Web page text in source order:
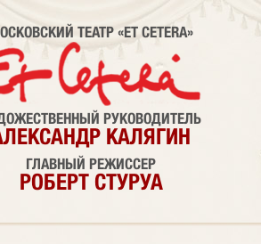
ТЕАТР «ET CETERA»
РУКОВОДИТЕЛЬ
КАЛЯГИН
ГЛАВНЫЙ РЕЖИССЕР
РОБЕРТ СТУРУА